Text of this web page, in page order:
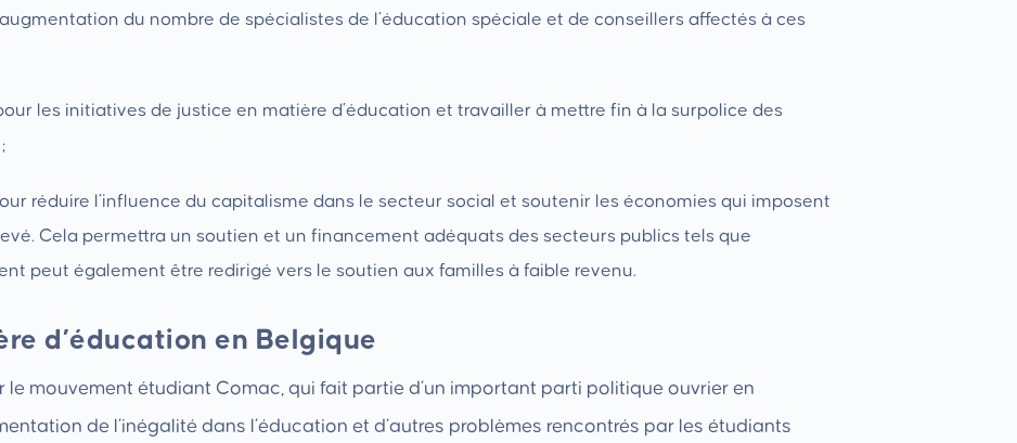
du nombre de spécialistes de l’éducation spéciale et de conseillers affectés à ces
les initiatives de justice en matière d’éducation et travailler à mettre fin à la surpolice des
réduire l’influence du capitalisme dans le secteur social et soutenir les économies qui imposent
Cela permettra un soutien et un financement adéquats des secteurs publics tels que
peut également être redirigé vers le soutien aux familles à faible revenu.
d’éducation en Belgique
le mouvement étudiant Comac, qui fait partie d’un important parti politique ouvrier en
de l’inégalité dans l’éducation et d’autres problèmes rencontrés par les étudiants